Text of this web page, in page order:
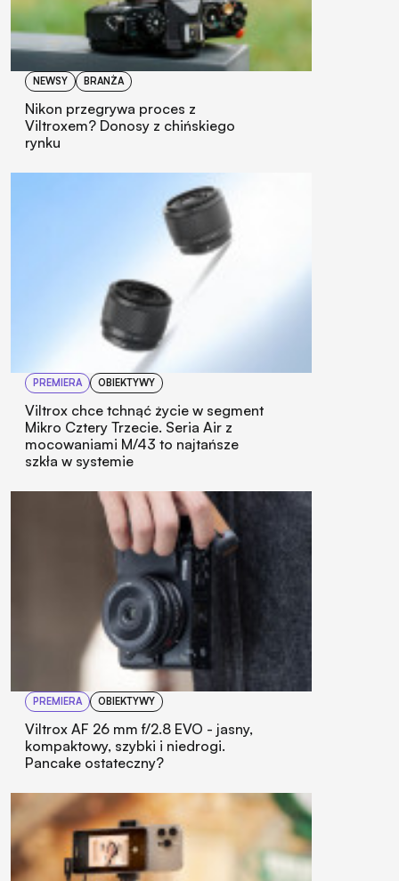
NEWSY BRANŻA
Nikon przegrywa proces z
Viltroxem? Donosy z chińskiego
rynku
PREMIERA OBIEKTYWY
Viltrox chce tchnąć życie w segment
Mikro Cztery Trzecie. Seria Air z
mocowaniami M/43 to najtańsze
szkła w systemie
PREMIERA OBIEKTYWY
Viltrox AF 26 mm f/2.8 EVO - jasny,
kompaktowy, szybki i niedrogi.
Pancake ostateczny?